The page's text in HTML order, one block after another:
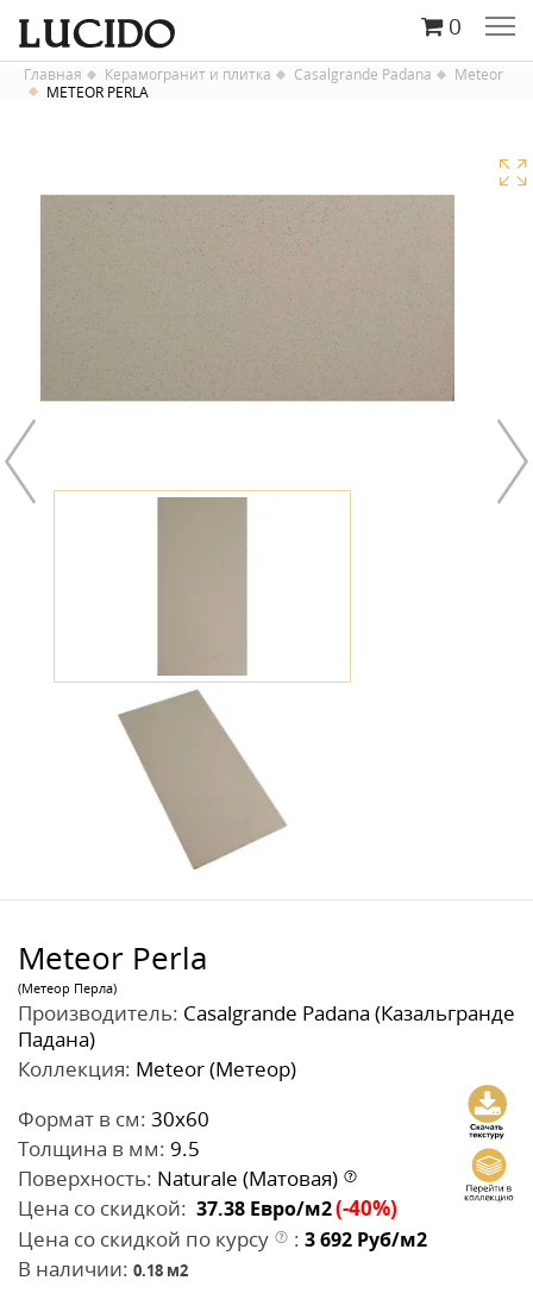
0
Главная Керамогранит и плитка Casalgrande Padana
Meteor
METEOR PERLA
Meteor Perla
(Метеор Перла)
Производитель: Casalgrande Padana (Казальгранде
Падана)
Коллекция: Meteor (Метеор)
Формат в см: 30x60
Толщина в мм: 9.5
Поверхность: Naturale (Матовая)
Цена со скидкой: 37.38 Евро/м2(-40%)
Цена со скидкой по курсу
: 3 692 Руб/м2
В наличии: 0.18 м2